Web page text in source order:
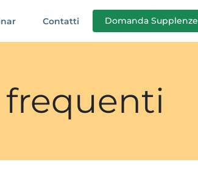
Contatti Domanda Supplenze
frequenti